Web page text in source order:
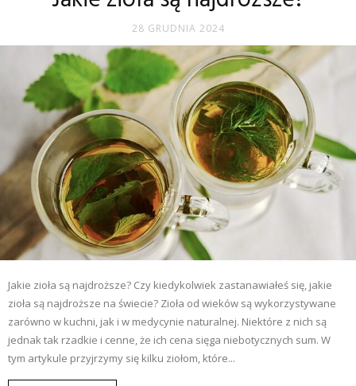
28 GRUDNIA 2024
Jakie zioła są najdroższe? Czy kiedykolwiek zastanawiałeś się, jakie
zioła są najdroższe na świecie? Zioła od wieków są wykorzystywane
zarówno w kuchni, jak i w medycynie naturalnej. Niektóre z nich są
jednak tak rzadkie i cenne, że ich cena sięga niebotycznych sum. W
tym artykule przyjrzymy się kilku ziołom, które...